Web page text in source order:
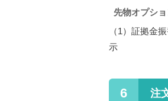
先物オプシ
（1） 証拠金
示
6 注